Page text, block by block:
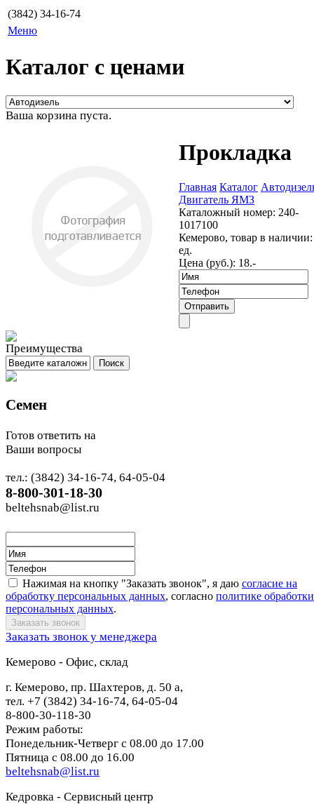
(3842) 34-16-74
Меню
Каталог с ценами
Ваша корзина пуста.
Прокладка
Главная Каталог
Двигатель ЯМЗ
Каталожный номер: 240-
1017100
Кемерово, товар в наличии:
ед.
Цена (руб.): 18.-
Семен
Готов ответить на
Ваши вопросы
тел.: (3842) 34-16-74, 64-05-04
8-800-301-18-30
beltehsnab@list.ru
Нажимая на кнопку "Заказать звонок", я даю согласие на
обработку персональных данных, согласно политике обработки
персональных данных.
Заказать звонок у менеджера
Кемерово - Офис, склад
г. Кемерово, пр. Шахтеров, д. 50 а,
тел. +7 (3842) 34-16-74, 64-05-04
8-800-30-118-30
Режим работы:
Понедельник-Четверг с 08.00 до 17.00
Пятница с 08.00 до 16.00
beltehsnab@list.ru
Кедровка - Сервисный центр